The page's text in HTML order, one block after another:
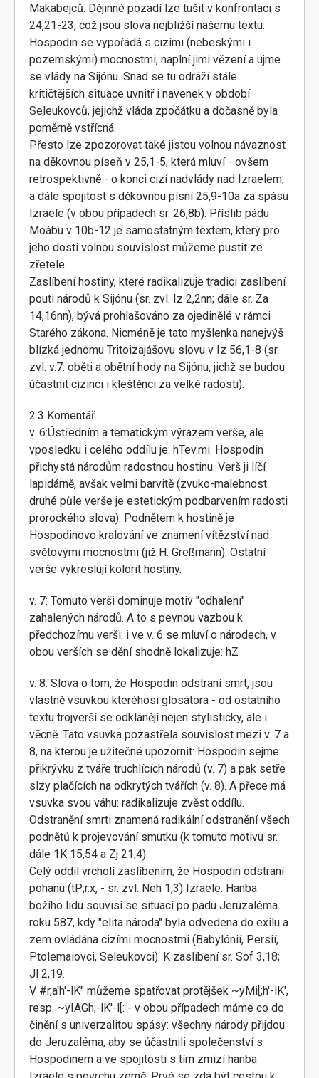
Makabejců. Dějinné pozadí lze tušit v konfrontaci s
24,21-23, což jsou slova nejbližší našemu textu:
Hospodin se vypořádá s cizími (nebeskými i
pozemskými) mocnostmi, naplní jimi vězení a ujme
se vlády na Sijónu. Snad se tu odráží stále
kritičtějších situace uvnitř i navenek v období
Seleukovců, jejichž vláda zpočátku a dočasně byla
poměrně vstřícná.
Přesto lze zpozorovat také jistou volnou návaznost
na děkovnou píseň v 25,1-5, která mluví - ovšem
retrospektivně - o konci cizí nadvlády nad Izraelem,
a dále spojitost s děkovnou písní 25,9-10a za spásu
Izraele (v obou případech sr. 26,8b). Příslib pádu
Moábu v 10b-12 je samostatným textem, který pro
jeho dosti volnou souvislost můžeme pustit ze
zřetele.
Zaslíbení hostiny, které radikalizuje tradici zaslíbení
pouti národů k Sijónu (sr. zvl. Iz 2,2nn; dále sr. Za
14,16nn), bývá prohlašováno za ojedinělé v rámci
Starého zákona. Nicméně je tato myšlenka nanejvýš
blízká jednomu Tritoizajášovu slovu v Iz 56,1-8 (sr.
zvl. v.7: oběti a obětní hody na Sijónu, jichž se budou
účastnit cizinci i kleštěnci za velké radosti).
2.3 Komentář
v. 6:Ústředním a tematickým výrazem verše, ale
vposledku i celého oddílu je: hTev.mi. Hospodin
přichystá národům radostnou hostinu. Verš ji líčí
lapidárně, avšak velmi barvitě (zvuko-malebnost
druhé půle verše je estetickým podbarvením radosti
prorockého slova). Podnětem k hostině je
Hospodinovo kralování ve znamení vítězství nad
světovými mocnostmi (již H. Greßmann). Ostatní
verše vykreslují kolorit hostiny.
v. 7: Tomuto verši dominuje motiv "odhalení"
zahalených národů. A to s pevnou vazbou k
předchozímu verši: i ve v. 6 se mluví o národech, v
obou verších se dění shodně lokalizuje: hZ
v. 8: Slova o tom, že Hospodin odstraní smrt, jsou
vlastně vsuvkou kteréhosi glosátora - od ostatního
textu trojverší se odklánějí nejen stylisticky, ale i
věcně. Tato vsuvka pozastřela souvislost mezi v. 7 a
8, na kterou je užitečné upozornit: Hospodin sejme
přikrývku z tváře truchlících národů (v. 7) a pak setře
slzy plačících na odkrytých tvářích (v. 8). A přece má
vsuvka svou váhu: radikalizuje zvěst oddílu.
Odstranění smrti znamená radikální odstranění všech
podnětů k projevování smutku (k tomuto motivu sr.
dále 1K 15,54 a Zj 21,4).
Celý oddíl vrcholí zaslíbením, že Hospodin odstraní
pohanu (tP;r.x, - sr. zvl. Neh 1,3) Izraele. Hanba
božího lidu souvisí se situací po pádu Jeruzaléma
roku 587, kdy "elita národa" byla odvedena do exilu a
zem ovládána cizími mocnostmi (Babylónií, Persií,
Ptolemaiovci, Seleukovci). K zaslíbení sr. Sof 3,18;
Jl 2,19.
V #r,a'h'-lK" můžeme spatřovat protějšek ~yMi[;h'-lK',
resp. ~yIAGh;-lK'-l[: - v obou případech máme co do
činění s univerzalitou spásy: všechny národy přijdou
do Jeruzaléma, aby se účastnili společenství s
Hospodinem a ve spojitosti s tím zmizí hanba